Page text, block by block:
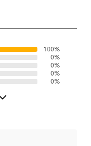
100%
0%
0%
0%
0%